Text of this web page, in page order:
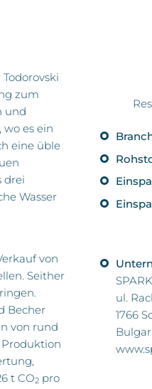
zum
und
es ein
eine üble
drei
Wasser
von
Seither
Becher
von rund
t CO2pro
ul.
1766